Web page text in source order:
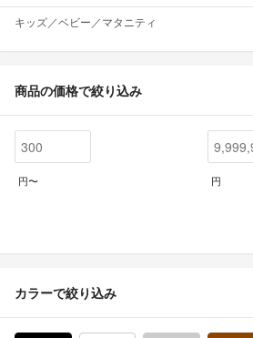
キッズ／ベビー／マタニティ
商品の価格で絞り込み
円〜 円
カラーで絞り込み